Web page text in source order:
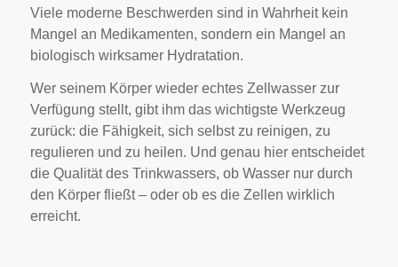
Viele moderne Beschwerden sind in Wahrheit kein
Mangel an Medikamenten, sondern ein Mangel an
biologisch wirksamer Hydratation.
Wer seinem Körper wieder echtes Zellwasser zur
Verfügung stellt, gibt ihm das wichtigste Werkzeug
zurück: die Fähigkeit, sich selbst zu reinigen, zu
regulieren und zu heilen. Und genau hier entscheidet
die Qualität des Trinkwassers, ob Wasser nur durch
den Körper fließt – oder ob es die Zellen wirklich
erreicht.